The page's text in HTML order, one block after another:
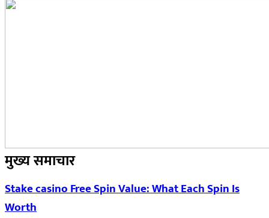
मुख्य समाचार
Stake casino Free Spin Value: What Each Spin Is
Worth